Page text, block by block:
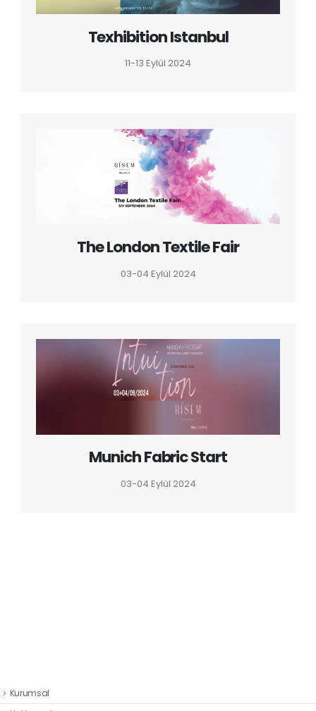
Texhibition Istanbul
11-13 Eylül 2024
The London Textile Fair
03-04 Eylül 2024
Munich Fabric Start
03-04 Eylül 2024
Kurumsal